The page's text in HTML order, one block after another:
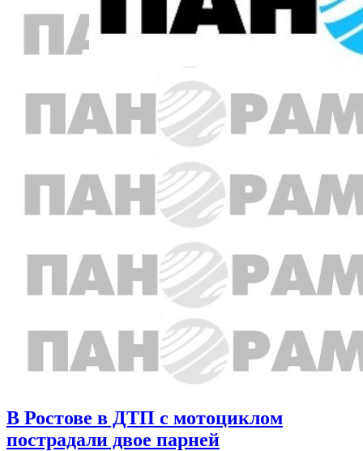
В Ростове в ДТП с мотоциклом
пострадали двое парней